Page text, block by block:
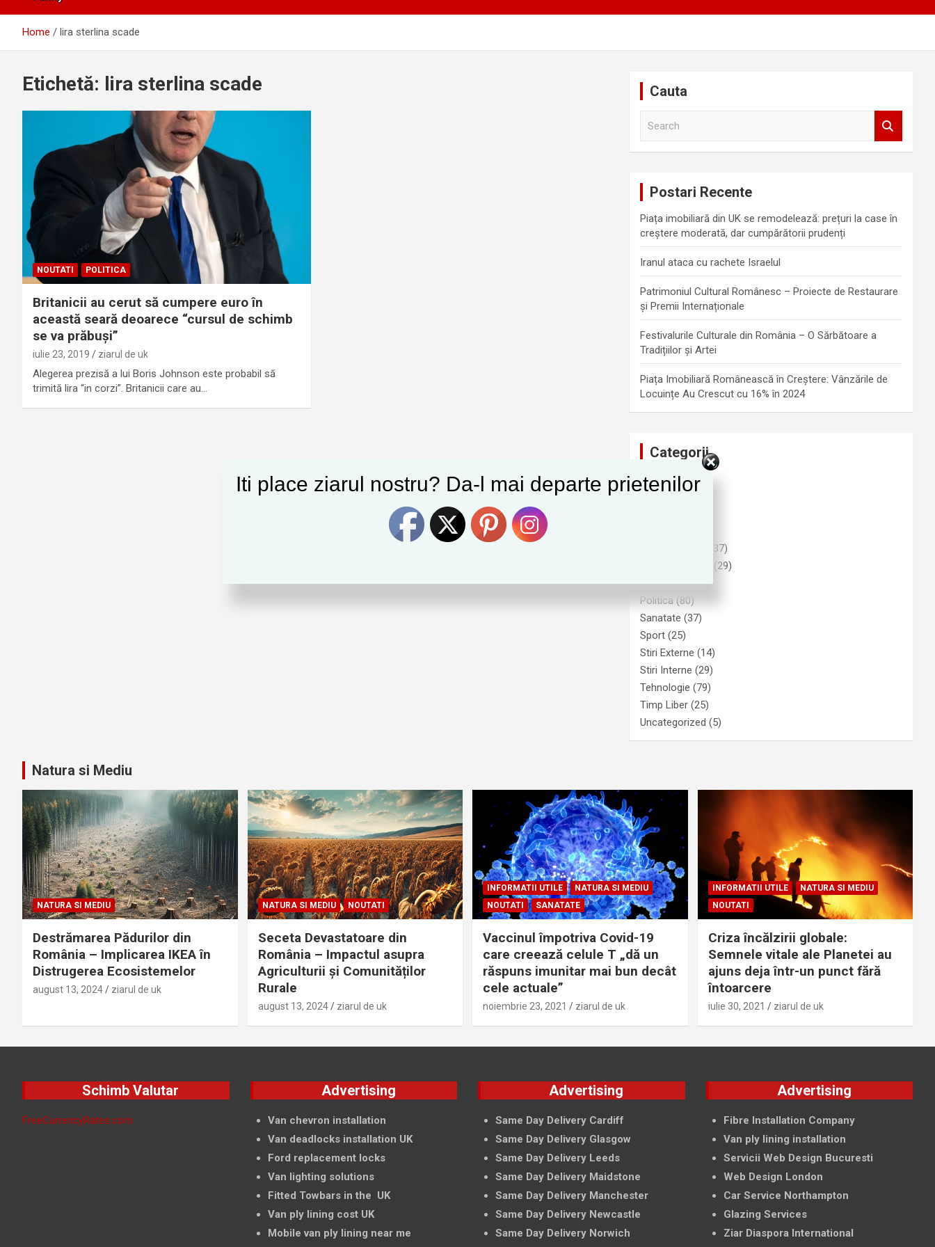
Home lira sterlina scade
Etichetă: lira sterlina scade
NOUTATI POLITICA
Britanicii au cerut să cumpere euro în
această seară deoarece “cursul de schimb
se va prăbuși”
iulie 23, 2019 ziarul de uk
Alegerea prezisă a lui Boris Johnson este probabil să
trimită lira “in corzi”. Britanicii care au…
Cauta
Postari Recente
Piața imobiliară din UK se remodelează: prețuri la case în
creștere moderată, dar cumpărătorii prudenți
Iranul ataca cu rachete Israelul
Patrimoniul Cultural Românesc – Proiecte de Restaurare
și Premii Internaționale
Festivalurile Culturale din România – O Sărbătoare a
Tradițiilor și Artei
Piața Imobiliară Românească în Creștere: Vânzările de
Locuințe Au Crescut cu 16% în 2024
Categorii
Advertising(1)
(37)
(29)
Noutati(278)
Politica (80)
Sanatate (37)
Sport (25)
Stiri Externe (14)
Stiri Interne (29)
Tehnologie (79)
Timp Liber (25)
Uncategorized (5)
Natura si Mediu
NATURA SI MEDIU
Destrămarea Pădurilor din
România – Implicarea IKEA în
Distrugerea Ecosistemelor
august 13, 2024 ziarul de uk
NATURA SI MEDIU NOUTATI
Seceta Devastatoare din
România – Impactul asupra
Agriculturii și Comunităților
Rurale
august 13, 2024 ziarul de uk
INFORMATII UTILE
NATURA SI MEDIU
NOUTATI
SANATATE
Vaccinul împotriva Covid-19
care creează celule T „dă un
răspuns imunitar mai bun decât
cele actuale”
noiembrie 23, 2021 ziarul de uk
INFORMATII UTILE
NATURA SI MEDIU
NOUTATI
Criza încălzirii globale:
Semnele vitale ale Planetei au
ajuns deja într-un punct fără
întoarcere
iulie 30, 2021 ziarul de uk
Schimb Valutar
FreeCurrencyRates.com
Advertising
Van chevron installation
Van deadlocks installation UK
Ford replacement locks
Van lighting solutions
Fitted Towbars in the UK
Van ply lining cost UK
Mobile van ply lining near me
Advertising
Same Day Delivery Cardiff
Same Day Delivery Glasgow
Same Day Delivery Leeds
Same Day Delivery Maidstone
Same Day Delivery Manchester
Same Day Delivery Newcastle
Same Day Delivery Norwich
Advertising
Fibre Installation Company
Van ply lining installation
Servicii Web Design Bucuresti
Web Design London
Car Service Northampton
Glazing Services
Ziar Diaspora International
Iti place ziarul nostru? Da-l mai departe prietenilor